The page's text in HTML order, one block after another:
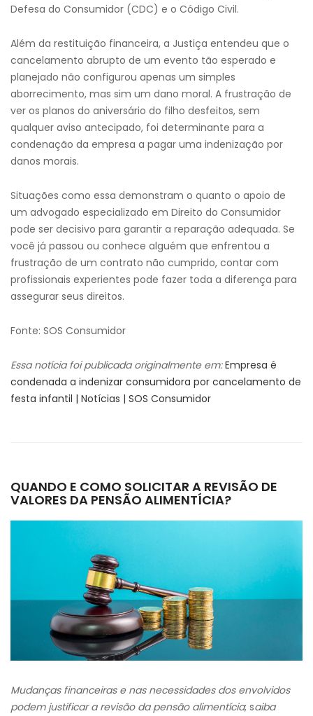
Defesa do Consumidor (CDC) e o Código Civil.
Além da restituição financeira, a Justiça entendeu que o
cancelamento abrupto de um evento tão esperado e
planejado não configurou apenas um simples
aborrecimento, mas sim um dano moral. A frustração de
ver os planos do aniversário do filho desfeitos, sem
qualquer aviso antecipado, foi determinante para a
condenação da empresa a pagar uma indenização por
danos morais.
Situações como essa demonstram o quanto o apoio de
um advogado especializado em Direito do Consumidor
pode ser decisivo para garantir a reparação adequada. Se
você já passou ou conhece alguém que enfrentou a
frustração de um contrato não cumprido, contar com
profissionais experientes pode fazer toda a diferença para
assegurar seus direitos.
Fonte: SOS Consumidor
Essa notícia foi publicada originalmente em: Empresa é
condenada a indenizar consumidora por cancelamento de
festa infantil | Notícias | SOS Consumidor
QUANDO E COMO SOLICITAR A REVISÃO DE
VALORES DA PENSÃO ALIMENTÍCIA?
Mudanças financeiras e nas necessidades dos envolvidos
podem justificar a revisão da pensão alimentícia; saiba